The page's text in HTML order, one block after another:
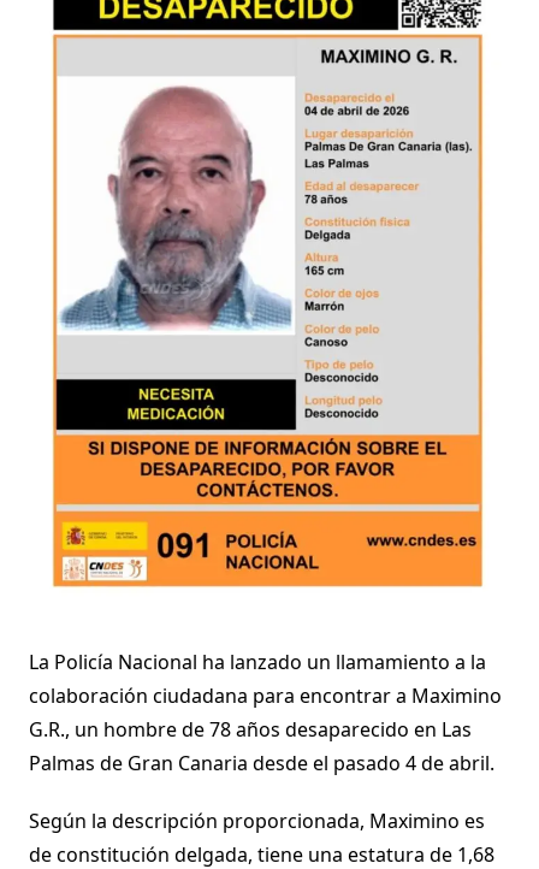
La Policía Nacional ha lanzado un llamamiento a la
colaboración ciudadana para encontrar a Maximino
G.R., un hombre de 78 años desaparecido en Las
Palmas de Gran Canaria desde el pasado 4 de abril.
Según la descripción proporcionada, Maximino es
de constitución delgada, tiene una estatura de 1,68